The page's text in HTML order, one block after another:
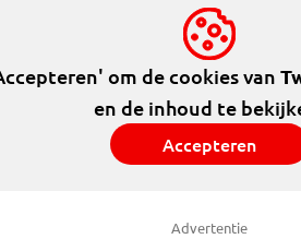
om de cookies van
en de inhoud te
Accepteren
Advertentie